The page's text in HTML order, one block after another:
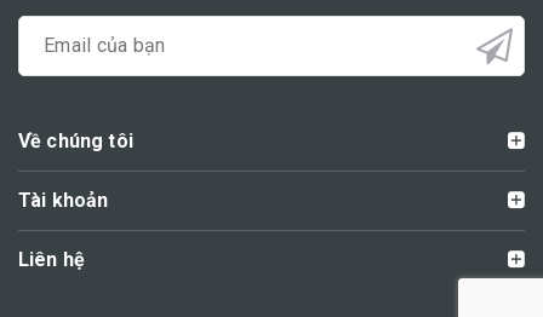
Về chúng tôi
Tài khoản
Liên hệ